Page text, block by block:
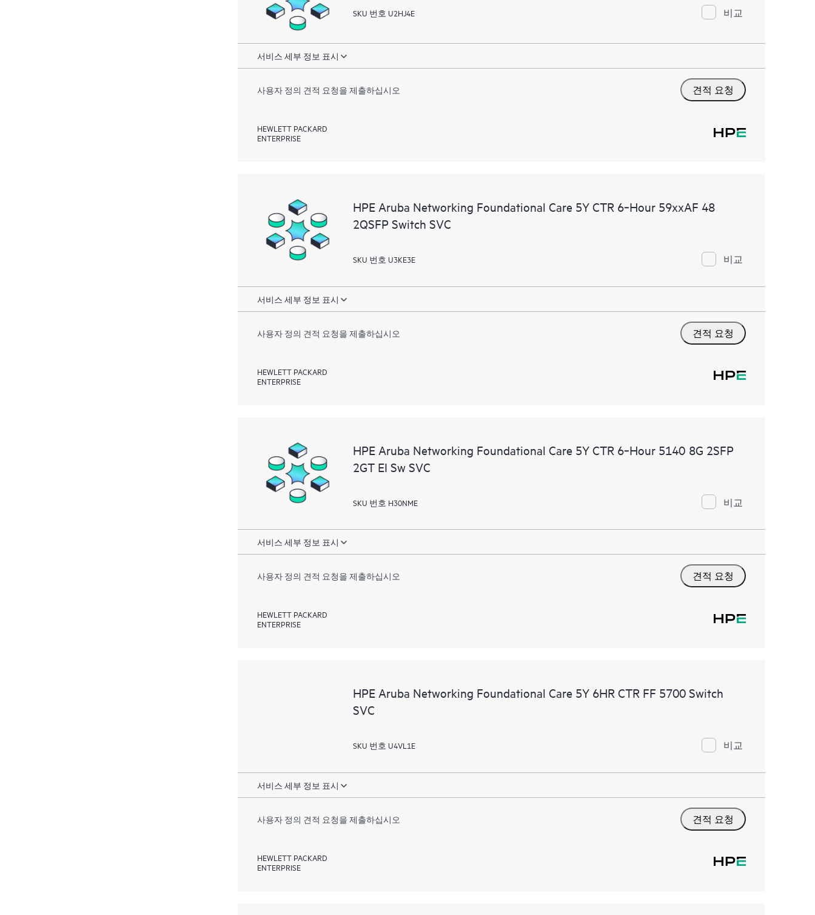
SKU 번호 U2HJ4E 비교
서비스 세부 정보 표시
사용자 정의 견적 요청을 제출하십시오 견적 요청
HEWLETT PACKARD
ENTERPRISE
HPE Aruba Networking Foundational Care 5Y CTR 6‑Hour 59xxAF 48
2QSFP Switch SVC
SKU 번호 U3KE3E 비교
서비스 세부 정보 표시
사용자 정의 견적 요청을 제출하십시오 견적 요청
HEWLETT PACKARD
ENTERPRISE
HPE Aruba Networking Foundational Care 5Y CTR 6‑Hour 5140 8G 2SFP
2GT EI Sw SVC
SKU 번호 H30NME 비교
서비스 세부 정보 표시
사용자 정의 견적 요청을 제출하십시오 견적 요청
HEWLETT PACKARD
ENTERPRISE
HPE Aruba Networking Foundational Care 5Y 6HR CTR FF 5700 Switch
SVC
SKU 번호 U4VL1E 비교
서비스 세부 정보 표시
사용자 정의 견적 요청을 제출하십시오 견적 요청
HEWLETT PACKARD
ENTERPRISE